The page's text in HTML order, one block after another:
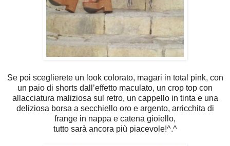
Se poi sceglierete un look colorato, magari in total pink, con
un paio di shorts dall’effetto maculato, un crop top con
allacciatura maliziosa sul retro, un cappello in tinta e una
deliziosa borsa a secchiello oro e argento, arricchita di
frange in nappa e catena gioiello,
tutto sarà ancora più piacevole!^.^